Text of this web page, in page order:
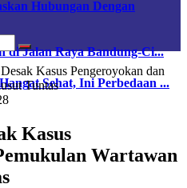
Hubungan Dengan
Jalan Raya Bandung-Ci...
Sehat, Ini Perbedaan ...
Kasus Pengeroyokan dan
Tuntas
Kasus
Wartawan